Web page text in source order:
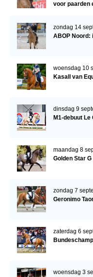
voor paarden
zondag 14
ABOP Noord:
woensdag 10
Kasall van
dinsdag 9
M1-debuut
maandag 8
Golden Star
zondag 7
Geronimo
zaterdag 6
woensdag 3